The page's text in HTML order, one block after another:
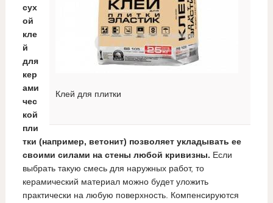
Клей для плитки
сух
ой
кле
й
для
кер
ами
чес
кой
пли
тки (например, ветонит) позволяет укладывать ее
своими силами на стены любой кривизны. Если
выбрать такую смесь для наружных работ, то
керамический материал можно будет уложить
практически на любую поверхность. Компенсируются